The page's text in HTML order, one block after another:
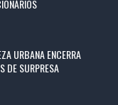
URBANA ENCERRA
DE SURPRESA